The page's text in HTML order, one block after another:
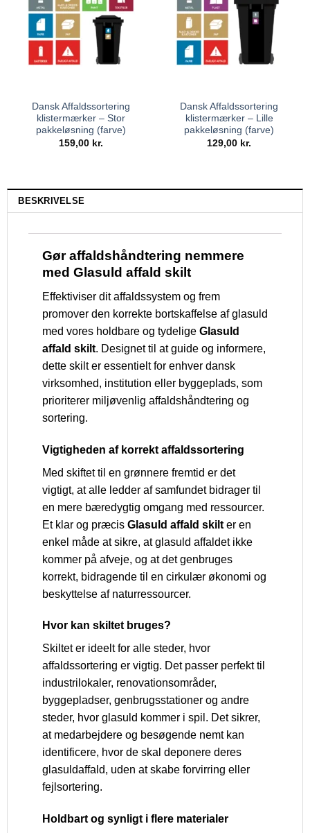
Dansk Affaldssortering
klistermærker – Stor
pakkeløsning (farve)
159,00 kr.
Dansk Affaldssortering
klistermærker – Lille
pakkeløsning (farve)
129,00 kr.
BESKRIVELSE
Gør affaldshåndtering nemmere
med Glasuld affald skilt
Effektiviser dit affaldssystem og frem
promover den korrekte bortskaffelse af glasuld
med vores holdbare og tydelige Glasuld
affald skilt. Designet til at guide og informere,
dette skilt er essentielt for enhver dansk
virksomhed, institution eller byggeplads, som
prioriterer miljøvenlig affaldshåndtering og
sortering.
Vigtigheden af korrekt affaldssortering
Med skiftet til en grønnere fremtid er det
vigtigt, at alle ledder af samfundet bidrager til
en mere bæredygtig omgang med ressourcer.
Et klar og præcis Glasuld affald skilt er en
enkel måde at sikre, at glasuld affaldet ikke
kommer på afveje, og at det genbruges
korrekt, bidragende til en cirkulær økonomi og
beskyttelse af naturressourcer.
Hvor kan skiltet bruges?
Skiltet er ideelt for alle steder, hvor
affaldssortering er vigtig. Det passer perfekt til
industrilokaler, renovationsområder,
byggepladser, genbrugsstationer og andre
steder, hvor glasuld kommer i spil. Det sikrer,
at medarbejdere og besøgende nemt kan
identificere, hvor de skal deponere deres
glasuldaffald, uden at skabe forvirring eller
fejlsortering.
Holdbart og synligt i flere materialer